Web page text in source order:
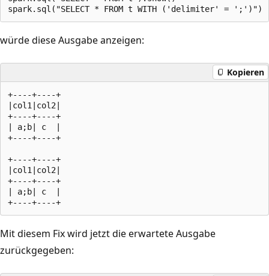
würde diese Ausgabe anzeigen:
Kopieren
+----+----+
|col1|col2|
+----+----+
| a;b| c  |
+----+----+
+----+----+
|col1|col2|
+----+----+
| a;b| c  |
Mit diesem Fix wird jetzt die erwartete Ausgabe
zurückgegeben: